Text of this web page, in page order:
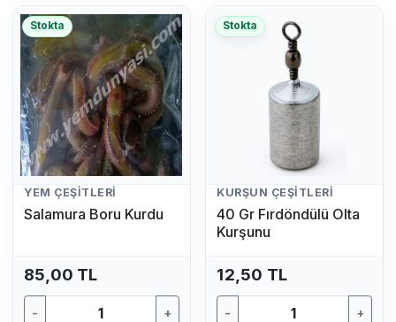
Stokta
YEM ÇEŞITLERI
Salamura Boru Kurdu
85,00 TL
- +
Stokta
KURŞUN ÇEŞITLERI
40 Gr Fırdöndülü Olta
Kurşunu
12,50 TL
- +